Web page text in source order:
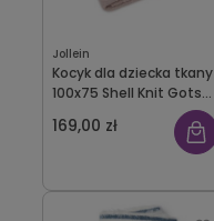
Jollein
Kocyk dla dziecka tkany
100x75 Shell Knit Gots
169,00 zł